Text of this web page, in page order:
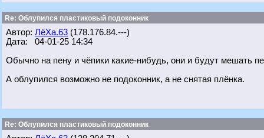
Re: Облупился пластиковый подоконник
Автор: ЛёХа.63 (178.176.84.---)
Дата: 04-01-25 14:34
Обычно на пену и чёпики какие-нибудь, они и будут мешать
А облупился возможно не подоконник, а не снятая плёнка.
Re: Облупился пластиковый подоконник